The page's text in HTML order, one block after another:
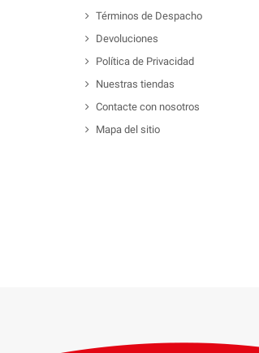
Términos de Despacho
Devoluciones
Política de Privacidad
Nuestras tiendas
Contacte con nosotros
Mapa del sitio